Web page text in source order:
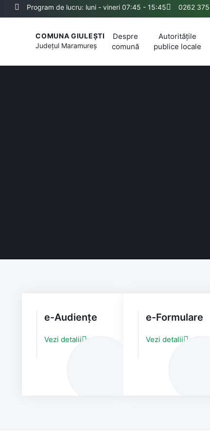
Program de lucru: luni - vineri 07:45 - 15:45 0262 375
COMUNA GIULEȘTI
Județul Maramureș
Despre
comună
Autoritățile
publice locale
e-Audiențe
Vezi detalii
e-Formulare
Vezi detalii